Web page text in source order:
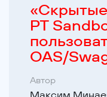
PT
OAS/
Автор
Максим